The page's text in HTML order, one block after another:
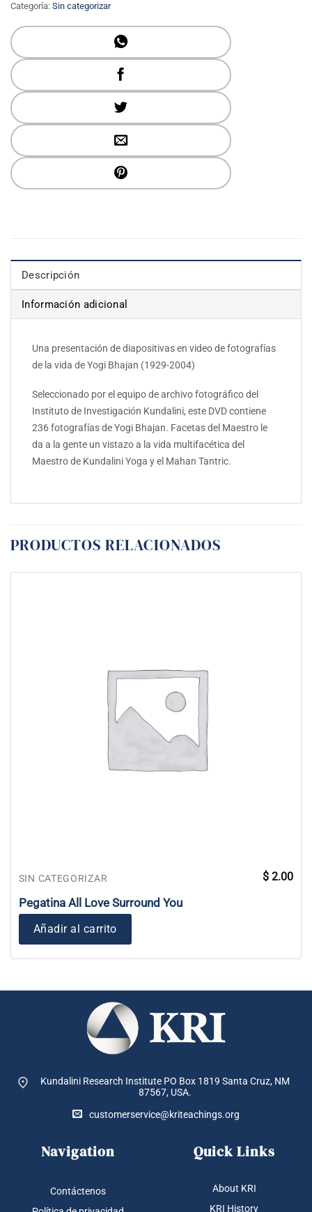
Categoría: Sin categorizar
Descripción
Información adicional
Una presentación de diapositivas en video de fotografías
de la vida de Yogi Bhajan (1929-2004)
Seleccionado por el equipo de archivo fotográfico del
Instituto de Investigación Kundalini, este DVD contiene
236 fotografías de Yogi Bhajan. Facetas del Maestro le
da a la gente un vistazo a la vida multifacética del
Maestro de Kundalini Yoga y el Mahan Tantric.
PRODUCTOS RELACIONADOS
SIN CATEGORIZAR
Pegatina All Love Surround You
$ 2.00
Añadir al carrito
Kundalini Research Institute PO Box 1819 Santa Cruz, NM
87567, USA.
customerservice@kriteachings.org
Navigation
Contáctenos
Quick Links
About KRI
KRI History